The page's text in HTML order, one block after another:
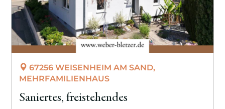
67256 WEISENHEIM AM SAND,
MEHRFAMILIENHAUS
Saniertes, freistehendes